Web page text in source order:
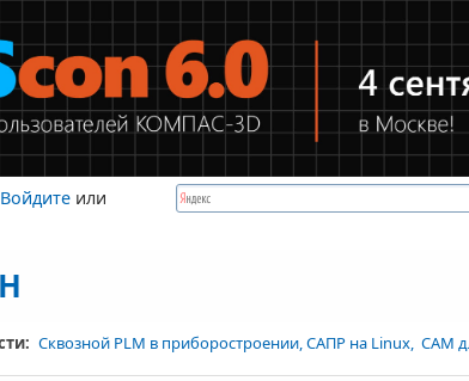
Войдитеили
Сквозной PLM в приборостроении, САПР на Linux, CAM